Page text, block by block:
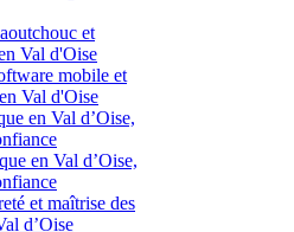
et
Val d'Oise
mobile et
Val d'Oise
en Val d’Oise,
en Val d’Oise,
et maîtrise des
d’Oise